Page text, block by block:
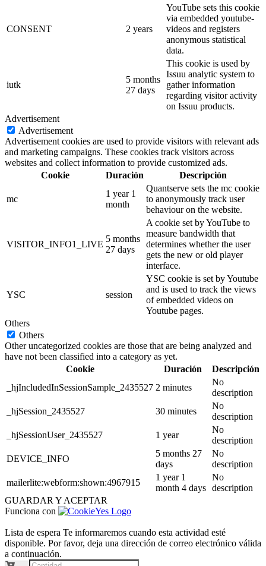
CONSENT 2 years
YouTube sets this cookie
via embedded youtube-
videos and registers
anonymous statistical
data.
iutk
5 months
27 days
This cookie is used by
Issuu analytic system to
gather information
regarding visitor activity
on Issuu products.
Advertisement
Advertisement
Advertisement cookies are used to provide visitors with relevant ads
and marketing campaigns. These cookies track visitors across
websites and collect information to provide customized ads.
Cookie
Duración Descripción
mc
1 year 1
month
Quantserve sets the mc cookie
to anonymously track user
behaviour on the website.
VISITOR_INFO1_LIVE
5 months
27 days
A cookie set by YouTube to
measure bandwidth that
determines whether the user
gets the new or old player
interface.
YSC session
YSC cookie is set by Youtube
and is used to track the views
of embedded videos on
Youtube pages.
Others
Others
Other uncategorized cookies are those that are being analyzed and
have not been classified into a category as yet.
Cookie
Duración
Descripción
_hjIncludedInSessionSample_2435527 2 minutes
No
description
_hjSession_2435527
30 minutes
No
description
_hjSessionUser_2435527
1 year
No
description
DEVICE_INFO
5 months 27
days
No
description
mailerlite:webform:shown:4967915
1 year 1
month 4 days
No
description
GUARDAR Y ACEPTAR
Funciona con
Lista de espera Te informaremos cuando esta actividad esté
disponible. Por favor, deja una dirección de correo electrónico válida
a continuación.